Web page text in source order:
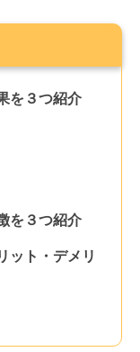
を３つ紹介
を３つ紹介
ト・デメリ